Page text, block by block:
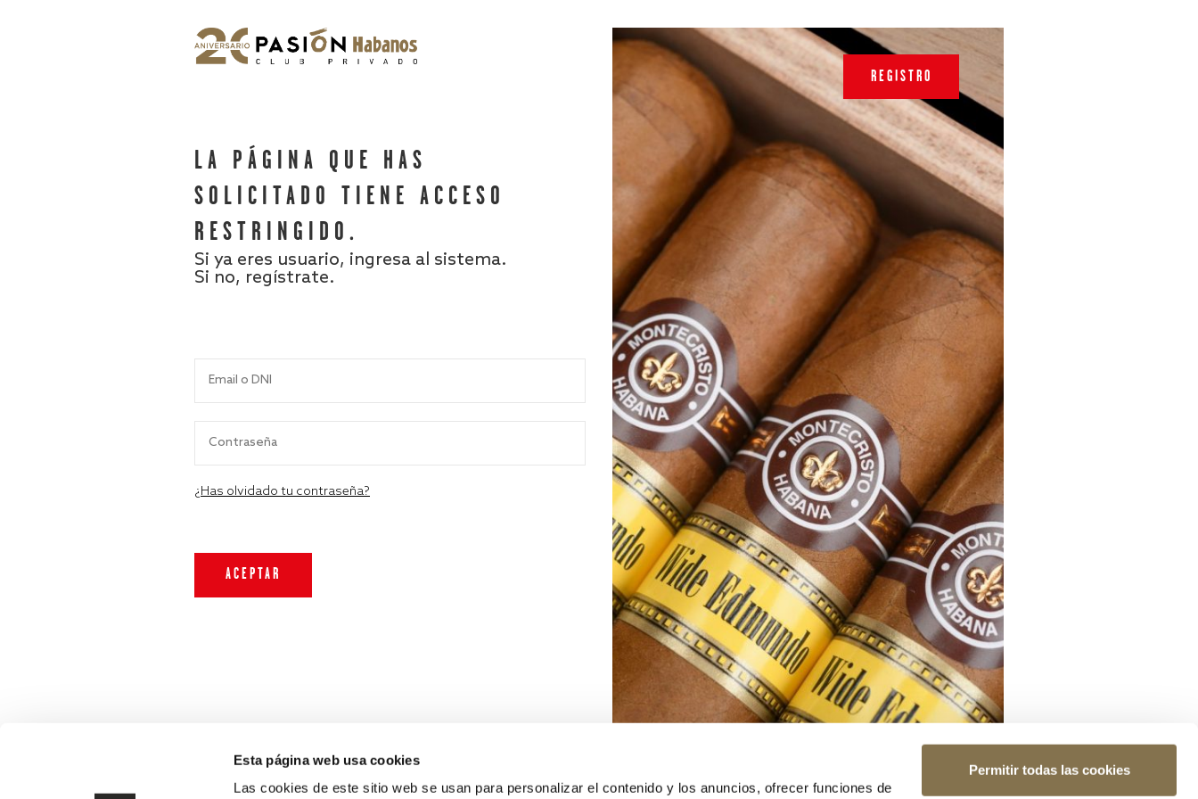
Esta página web usa cookies
Las cookies de este sitio web se usan para personalizar el contenido y los anuncios, ofrecer funciones de
Permitir todas las cookies
LA PÁGINA QUE HAS
SOLICITADO TIENE ACCESO
RESTRINGIDO.
Si ya eres usuario, ingresa al sistema.
Si no, regístrate.
¿Has olvidado tu contraseña?
REGISTRO